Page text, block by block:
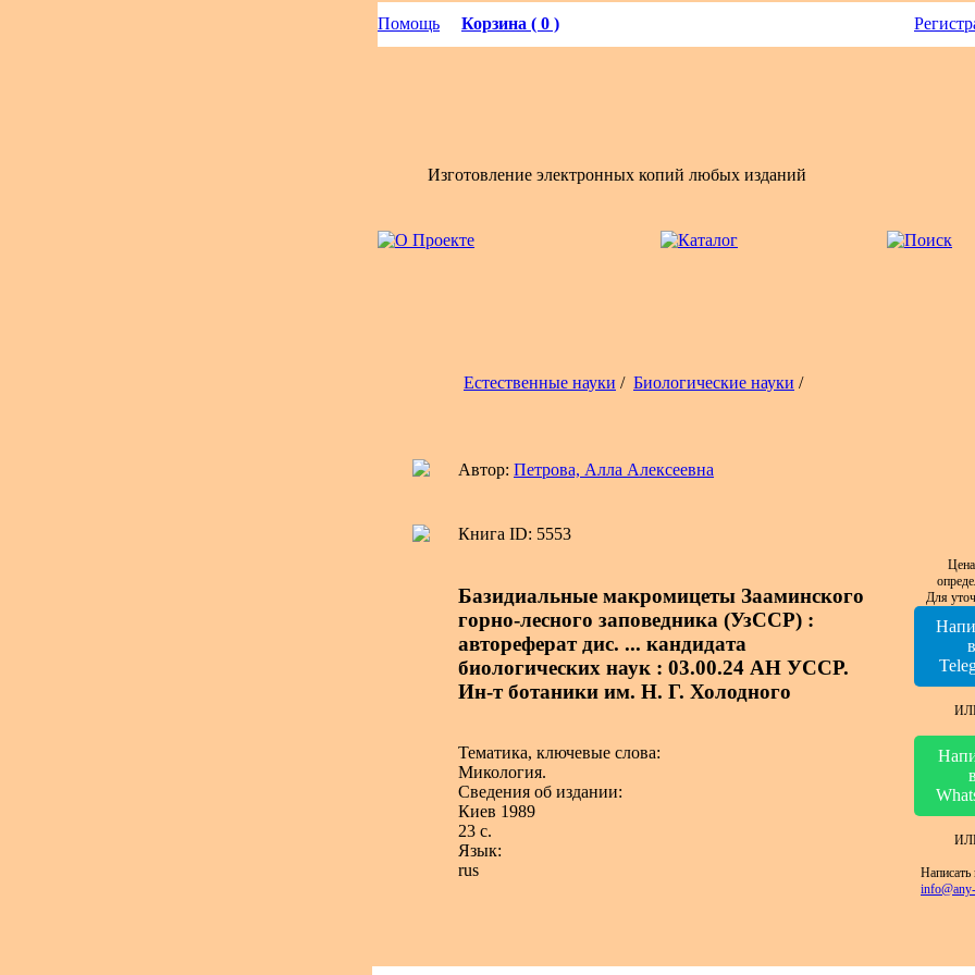
Помощь Корзина ( 0 )
Изготовление электронных копий любых изданий
Естественные науки / Биологические науки /
Автор: Петрова, Алла Алексеевна
Книга ID: 5553
Базидиальные макромицеты Зааминского
горно-лесного заповедника (УзССР) :
автореферат дис. ... кандидата
биологических наук : 03.00.24 АН УССР.
Ин-т ботаники им. Н. Г. Холодного
Тематика, ключевые слова:
Микология.
Сведения об издании:
Киев 1989
23 с.
Язык:
rus
Для
в
в
Написать